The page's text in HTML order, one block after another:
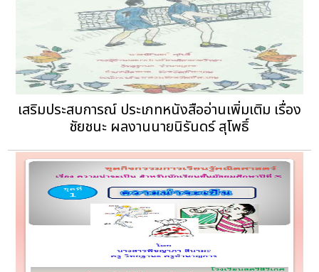
เสริมประสบการณ์ ประเภทหนังสืออ่านเพิ่มเติม เรื่อง
ชัยชนะ‏ ผลงานนายนิรันดร์ สุโพธิ์